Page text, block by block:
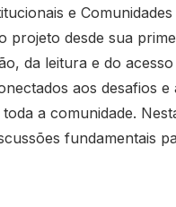
e
projeto desde sua
da leitura e do
aos desafios
a comunidade.
fundamentais